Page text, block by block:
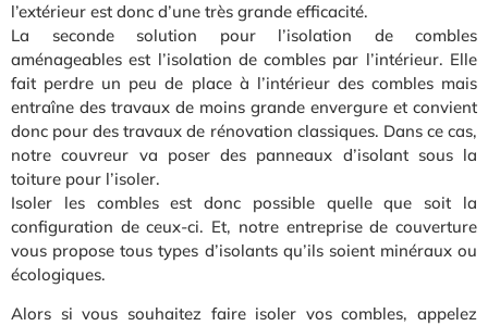
l’extérieur est donc d’une très grande efficacité.
La seconde solution pour l’isolation de combles
aménageables est l’isolation de combles par l’intérieur. Elle
fait perdre un peu de place à l’intérieur des combles mais
entraîne des travaux de moins grande envergure et convient
donc pour des travaux de rénovation classiques. Dans ce cas,
notre couvreur va poser des panneaux d’isolant sous la
toiture pour l’isoler.
Isoler les combles est donc possible quelle que soit la
configuration de ceux-ci. Et, notre entreprise de couverture
vous propose tous types d’isolants qu’ils soient minéraux ou
écologiques.
Alors si vous souhaitez faire isoler vos combles, appelez